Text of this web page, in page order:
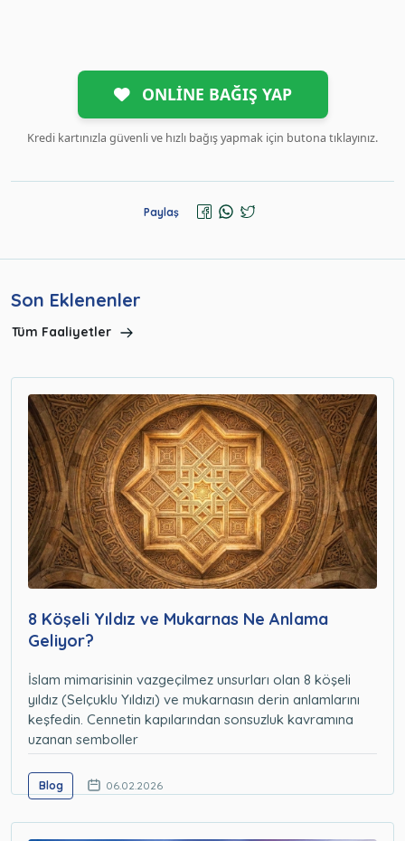
ONLİNE BAĞIŞ YAP
Kredi kartınızla güvenli ve hızlı bağış yapmak için butona tıklayınız.
Paylaş
Son Eklenenler
Tüm Faaliyetler
8 Köşeli Yıldız ve Mukarnas Ne Anlama
Geliyor?
İslam mimarisinin vazgeçilmez unsurları olan 8 köşeli
yıldız (Selçuklu Yıldızı) ve mukarnasın derin anlamlarını
keşfedin. Cennetin kapılarından sonsuzluk kavramına
uzanan semboller
Blog 06.02.2026